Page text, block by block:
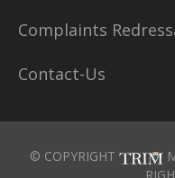
Complaints
Contact-Us
© COPYRIGHT